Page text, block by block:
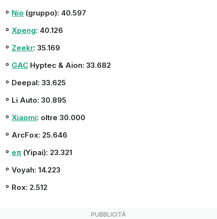
Nio (gruppo): 40.597
Xpeng: 40.126
Zeekr: 35.169
GAC Hyptec & Aion: 33.682
Deepal: 33.625
Li Auto: 30.895
Xiaomi: oltre 30.000
ArcFox: 25.646
eπ (Yipai): 23.321
Voyah: 14.223
Rox: 2.512